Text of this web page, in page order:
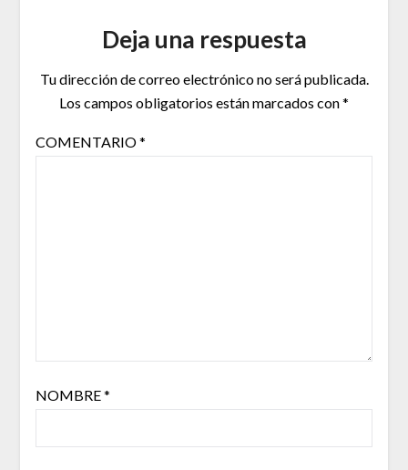
Deja una respuesta
Tu dirección de correo electrónico no será publicada.
Los campos obligatorios están marcados con*
COMENTARIO*
NOMBRE*